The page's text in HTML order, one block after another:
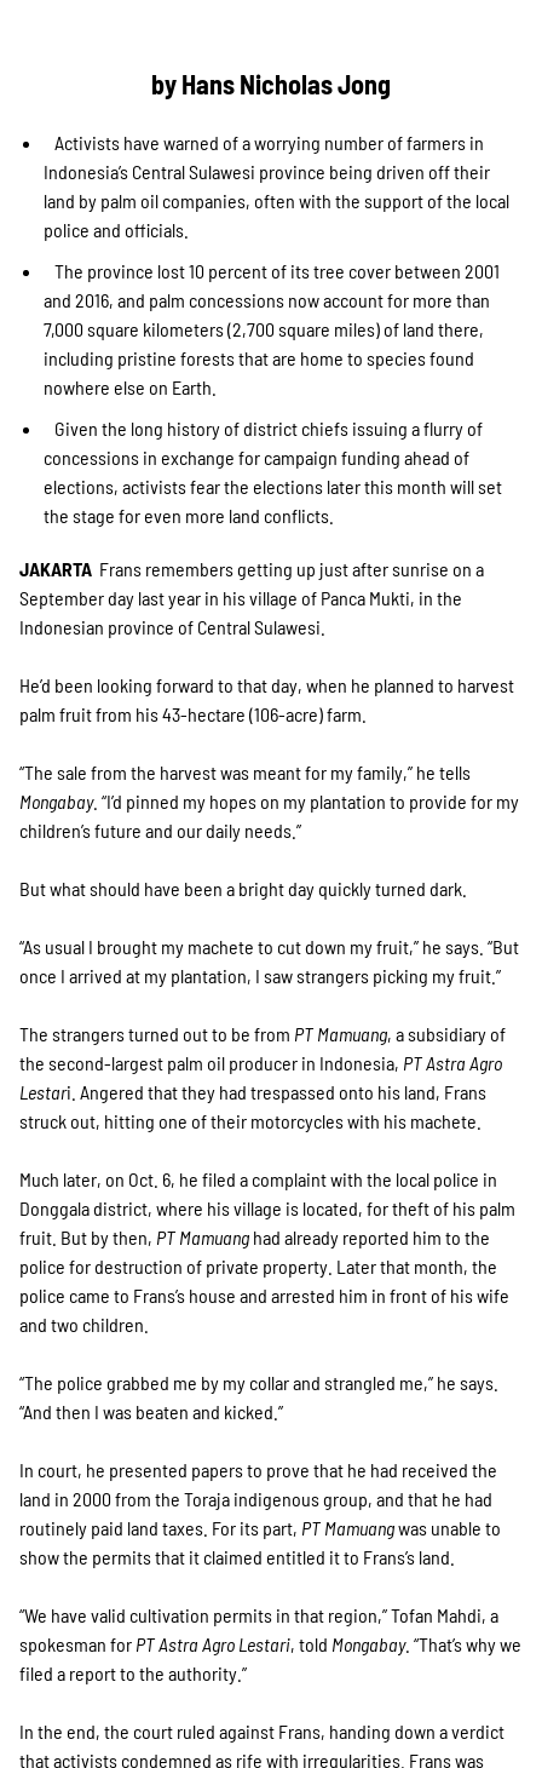
by Hans Nicholas Jong
Activists have warned of a worrying number of farmers in
Indonesia’s Central Sulawesi province being driven off their
land by palm oil companies, often with the support of the local
police and officials.
The province lost 10 percent of its tree cover between 2001
and 2016, and palm concessions now account for more than
7,000 square kilometers (2,700 square miles) of land there,
including pristine forests that are home to species found
nowhere else on Earth.
Given the long history of district chiefs issuing a flurry of
concessions in exchange for campaign funding ahead of
elections, activists fear the elections later this month will set
the stage for even more land conflicts.
JAKARTA ­ Frans remembers getting up just after sunrise on a
September day last year in his village of Panca Mukti, in the
Indonesian province of Central Sulawesi.
He’d been looking forward to that day, when he planned to harvest
palm fruit from his 43-hectare (106-acre) farm.
“The sale from the harvest was meant for my family,” he tells
Mongabay. “I’d pinned my hopes on my plantation to provide for my
children’s future and our daily needs.”
But what should have been a bright day quickly turned dark.
“As usual I brought my machete to cut down my fruit,” he says. “But
once I arrived at my plantation, I saw strangers picking my fruit.”
The strangers turned out to be from PT Mamuang, a subsidiary of
the second-largest palm oil producer in Indonesia, PT Astra Agro
Lestari. Angered that they had trespassed onto his land, Frans
struck out, hitting one of their motorcycles with his machete.
Much later, on Oct. 6, he filed a complaint with the local police in
Donggala district, where his village is located, for theft of his palm
fruit. But by then, PT Mamuang had already reported him to the
police for destruction of private property. Later that month, the
police came to Frans’s house and arrested him in front of his wife
and two children.
“The police grabbed me by my collar and strangled me,” he says.
“And then I was beaten and kicked.”
In court, he presented papers to prove that he had received the
land in 2000 from the Toraja indigenous group, and that he had
routinely paid land taxes. For its part, PT Mamuangwas unable to
show the permits that it claimed entitled it to Frans’s land.
“We have valid cultivation permits in that region,” Tofan Mahdi, a
spokesman for PT Astra Agro Lestari, told Mongabay. “That’s why we
filed a report to the authority.”
In the end, the court ruled against Frans, handing down a verdict
that activists condemned as rife with irregularities. Frans was